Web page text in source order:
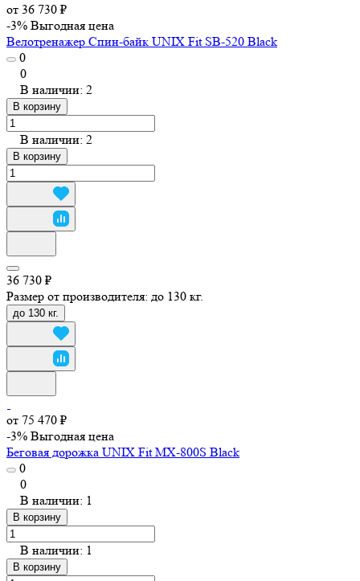
от 36 730 ₽
-3% Выгодная цена
Велотренажер Спин-байк UNIX Fit SB-520 Black
0
0
В наличии: 2
В корзину
В наличии: 2
В корзину
36 730 ₽
Размер от производителя: до 130 кг.
до 130 кг.
от 75 470 ₽
-3% Выгодная цена
Беговая дорожка UNIX Fit MX-800S Black
0
0
В наличии: 1
В корзину
В наличии: 1
В корзину